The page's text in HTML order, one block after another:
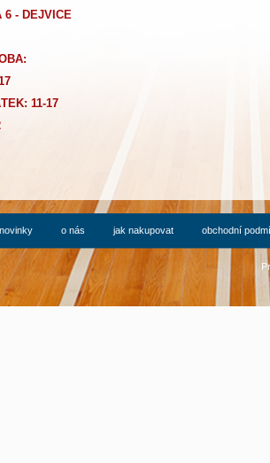
6 - DEJVICE
11-17
novinky o nás jak nakupovat obchodní